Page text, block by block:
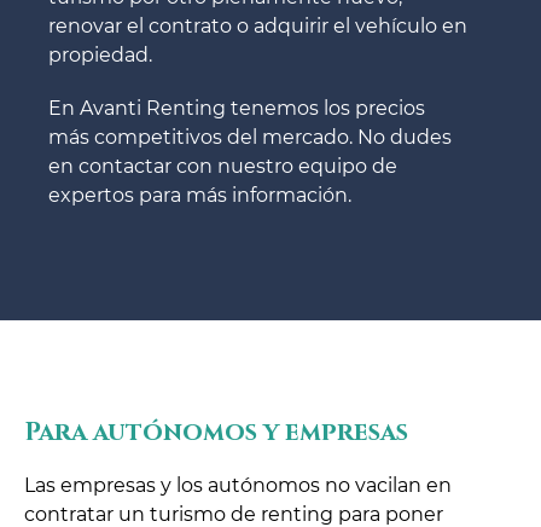
renovar el contrato o adquirir el vehículo en
propiedad.
En Avanti Renting tenemos los precios
más competitivos del mercado. No dudes
en contactar con nuestro equipo de
expertos para más información.
Para autónomos y empresas
Las empresas y los autónomos no vacilan en
contratar un turismo de renting para poner